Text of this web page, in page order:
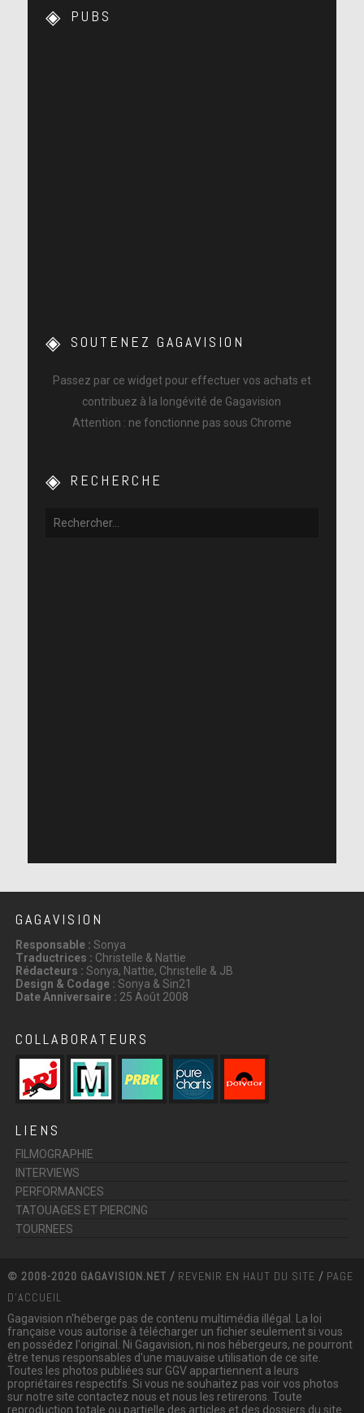
PUBS
SOUTENEZ GAGAVISION
Passez par ce widget pour effectuer vos achats et
contribuez à la longévité de Gagavision
Attention : ne fonctionne pas sous Chrome
RECHERCHE
GAGAVISION
Responsable : Sonya
Traductrices : Christelle & Nattie
Rédacteurs : Sonya, Nattie, Christelle & JB
Design & Codage : Sonya & Sin21
Date Anniversaire : 25 Août 2008
COLLABORATEURS
LIENS
FILMOGRAPHIE
INTERVIEWS
PERFORMANCES
TATOUAGES ET PIERCING
TOURNEES
© 2008-2020 GAGAVISION.NET / REVENIR EN HAUT DU SITE / PAGE
D'ACCUEIL
Gagavision n'héberge pas de contenu multimédia illégal. La loi
française vous autorise à télécharger un fichier seulement si vous
en possédez l'original. Ni Gagavision, ni nos hébergeurs, ne pourront
être tenus responsables d'une mauvaise utilisation de ce site.
Toutes les photos publiées sur GGV appartiennent a leurs
propriétaires respectifs. Si vous ne souhaitez pas voir vos photos
sur notre site contactez nous et nous les retirerons. Toute
reproduction totale ou partielle des articles et des dossiers du site